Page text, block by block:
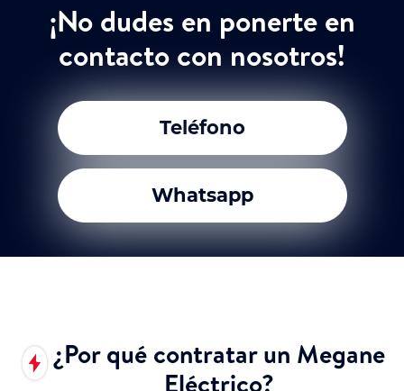
¡No dudes en ponerte en
contacto con nosotros!
Teléfono
Whatsapp
¿Por qué contratar un Megane
Eléctrico?